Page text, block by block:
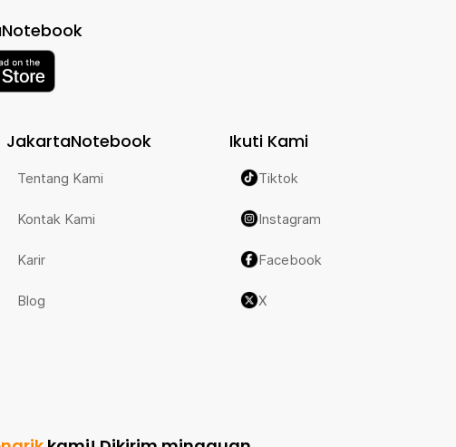
JakartaNotebook
Tentang Kami
Kontak Kami
Karir
Blog
Ikuti Kami
Tiktok
Instagram
Facebook
X